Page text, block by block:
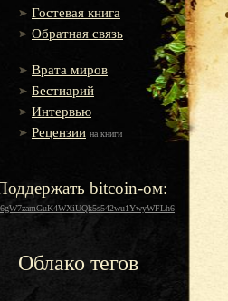
Гостевая книга
Обратная связь
Врата миров
Бестиарий
Интервью
Рецензии на книги
bitcoin-ом:
Облако тегов